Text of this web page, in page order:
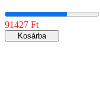
91427 Ft
Kosárba